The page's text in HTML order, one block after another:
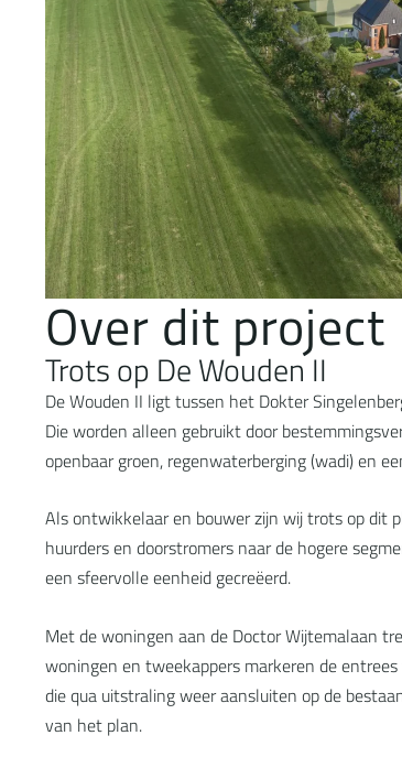
Over dit project
Trots op De Wouden II
De Wouden II ligt tussen het Dokter
Die worden alleen gebruikt door
openbaar groen, regenwaterberging (wadi) en
Als ontwikkelaar en bouwer zijn wij trots op dit
huurders en doorstromers naar de hogere
een sfeervolle eenheid gecreëerd.
Met de woningen aan de Doctor Wijtemalaan
woningen en tweekappers markeren de
die qua uitstraling weer aansluiten op de
van het plan.